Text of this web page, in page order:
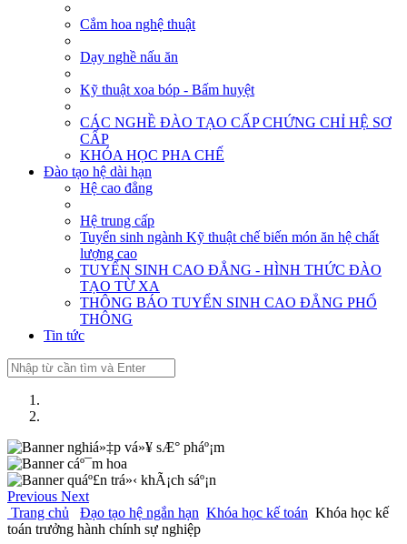
Cắm hoa nghệ thuật
Dạy nghề nấu ăn
Kỹ thuật xoa bóp - Bấm huyệt
CÁC NGHỀ ĐÀO TẠO CẤP CHỨNG CHỈ HỆ SƠ
CẤP
KHÓA HỌC PHA CHẾ
Đào tạo hệ dài hạn
Hệ cao đẳng
Hệ trung cấp
Tuyển sinh ngành Kỹ thuật chế biến món ăn hệ chất
lượng cao
TUYỂN SINH CAO ĐẲNG - HÌNH THỨC ĐÀO
TẠO TỪ XA
THÔNG BÁO TUYỂN SINH CAO ĐẲNG PHỔ
THÔNG
Tin tức
Previous Next
Trang chủ
Đạo tạo hệ ngắn hạn Khóa học kế toán Khóa học kế
toán trưởng hành chính sự nghiệp